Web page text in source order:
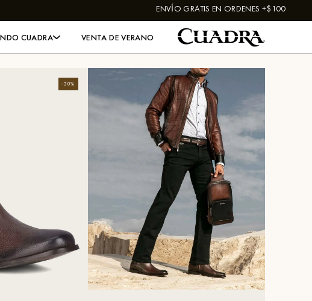
ENVÍO GRATIS EN ORDENES +$100
CUADRA VENTA DE VERANO
-50%